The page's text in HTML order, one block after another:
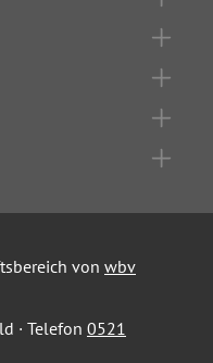
von wbv
· Telefon 0521